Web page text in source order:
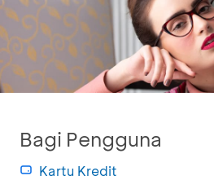
Bagi Pengguna
Kartu Kredit